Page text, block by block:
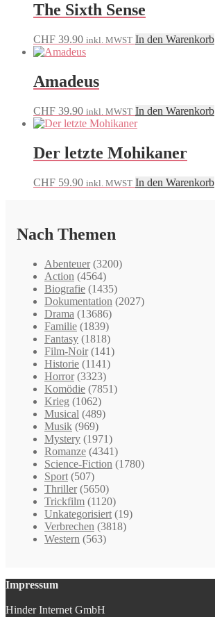
The Sixth Sense
CHF 39.90 inkl. MWST In den Warenkorb
Amadeus
CHF 39.90 inkl. MWST In den Warenkorb
Der letzte Mohikaner
CHF 59.90 inkl. MWST In den Warenkorb
Nach Themen
Abenteuer (3200)
Action (4564)
Biografie (1435)
Dokumentation (2027)
Drama (13686)
Familie (1839)
Fantasy (1818)
Film-Noir (141)
Historie (1141)
Horror (3323)
Komödie (7851)
Krieg (1062)
Musical (489)
Musik (969)
Mystery (1971)
Romanze (4341)
Science-Fiction (1780)
Sport (507)
Thriller (5650)
Trickfilm (1120)
Unkategorisiert (19)
Verbrechen (3818)
Western (563)
Impressum
Hinder Internet GmbH